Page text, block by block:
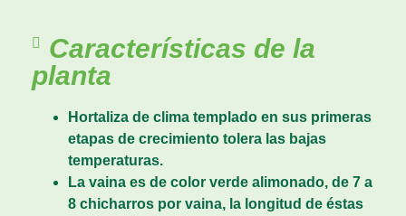
Características de la
planta
Hortaliza de clima templado en sus primeras
etapas de crecimiento tolera las bajas
temperaturas.
La vaina es de color verde alimonado, de 7 a
8 chicharros por vaina, la longitud de éstas